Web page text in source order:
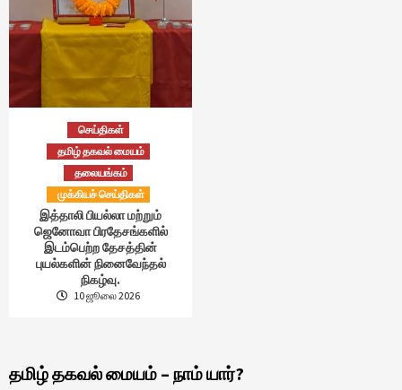
செய்திகள்
தமிழ் தகவல் மையம்
தலையங்கம்
முக்கியச் செய்திகள்
இத்தாலி பியல்லா மற்றும்
ஜெனோவா பிரதேசங்களில்
இடம்பெற்ற தேசத்தின்
புயல்களின் நினைவேந்தல்
நிகழ்வு.
10 ஜூலை 2026
தமிழ் தகவல் மையம் – நாம் யார்?